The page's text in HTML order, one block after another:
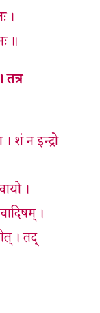
।
॥
तत्र
शं न इन्द्रो
।
।
। तद्